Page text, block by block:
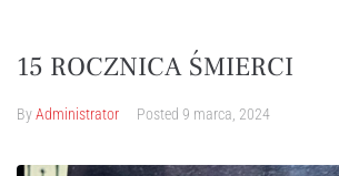
15 ROCZNICA ŚMIERCI
ByAdministrator Posted 9 marca, 2024